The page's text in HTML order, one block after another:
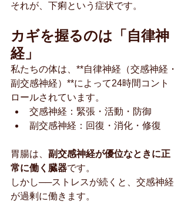
それが、下痢という症状です。
カギを握るのは「自律神
経」
私たちの体は、**自律神経（交感神経・
副交感神経）**によって24時間コント
ロールされています。
交感神経：緊張・活動・防御
副交感神経：回復・消化・修復
胃腸は、 副交感神経が優位なときに正
常に働く臓器です。
しかし──ストレスが続くと、交感神経
が過剰に働きます。